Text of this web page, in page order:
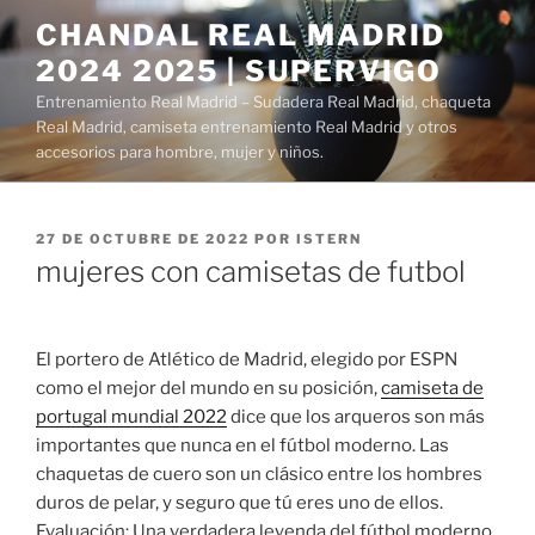
Saltar
al
contenido
CHANDAL REAL MADRID
2024 2025 | SUPERVIGO
Entrenamiento Real Madrid – Sudadera Real Madrid, chaqueta
Real Madrid, camiseta entrenamiento Real Madrid y otros
accesorios para hombre, mujer y niños.
PUBLICADO
27 DE OCTUBRE DE 2022 POR ISTERN
mujeres con camisetas de futbol
El portero de Atlético de Madrid, elegido por ESPN
como el mejor del mundo en su posición,camiseta de
portugal mundial 2022dice que los arqueros son más
importantes que nunca en el fútbol moderno. Las
chaquetas de cuero son un clásico entre los hombres
duros de pelar, y seguro que tú eres uno de ellos.